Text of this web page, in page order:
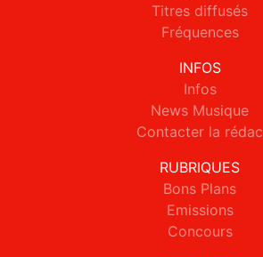
Titres diffusés
Fréquences
INFOS
Infos
News Musique
Contacter la rédac
RUBRIQUES
Bons Plans
Emissions
Concours